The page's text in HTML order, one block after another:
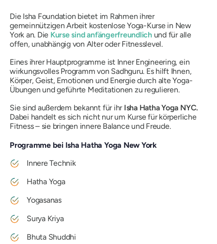
Die Isha Foundation bietet im Rahmen ihrer
gemeinnützigen Arbeit kostenlose Yoga-Kurse in New
York an. Die Kurse sind anfängerfreundlichund für alle
offen, unabhängig von Alter oder Fitnesslevel.
Eines ihrer Hauptprogramme ist Inner Engineering, ein
wirkungsvolles Programm von Sadhguru. Es hilft Ihnen,
Körper, Geist, Emotionen und Energie durch alte Yoga-
Übungen und geführte Meditationen zu regulieren.
Sie sind außerdem bekannt für ihr Isha Hatha Yoga NYC.
Dabei handelt es sich nicht nur um Kurse für körperliche
Fitness – sie bringen innere Balance und Freude.
Programme bei Isha Hatha Yoga New York
Innere Technik
Hatha Yoga
Yogasanas
Surya Kriya
Bhuta Shuddhi